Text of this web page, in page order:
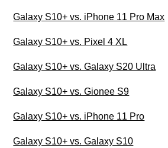
Galaxy S10+ vs. iPhone 11 Pro Max
Galaxy S10+ vs. Pixel 4 XL
Galaxy S10+ vs. Galaxy S20 Ultra
Galaxy S10+ vs. Gionee S9
Galaxy S10+ vs. iPhone 11 Pro
Galaxy S10+ vs. Galaxy S10